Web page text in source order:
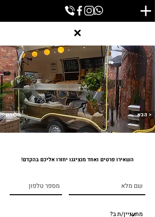
< הקודם הבא >
השאירו פרטים ואחד מנציגנו יחזרו אליכם בהקדם!